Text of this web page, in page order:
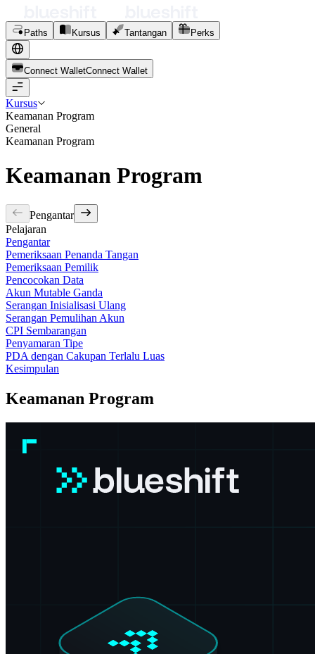
Paths Kursus Tantangan Perks
Connect WalletConnect Wal et
Kursus
Keamanan Program
General
Keamanan Program
Keamanan Program
Pengantar
Pelajaran
Pengantar
Pemeriksaan Penanda Tangan
Pemeriksaan Pemilik
Pencocokan Data
Akun Mutable Ganda
Serangan Inisialisasi Ulang
Serangan Pemulihan Akun
CPI Sembarangan
Penyamaran Tipe
PDA dengan Cakupan Terlalu Luas
Kesimpulan
Keamanan Program